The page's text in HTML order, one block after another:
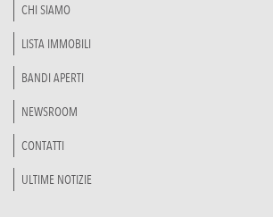
CHI SIAMO
LISTA IMMOBILI
BANDI APERTI
NEWSROOM
CONTATTI
ULTIME NOTIZIE